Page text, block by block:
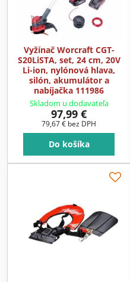
Vyžínač Worcraft CGT-
S20LiSTA, set, 24 cm, 20V
Li-ion, nylónová hlava,
silón, akumulátor a
nabíjačka 111986
Skladom u dodavateľa
97,99 €
79,67 € bez DPH
Do košíka